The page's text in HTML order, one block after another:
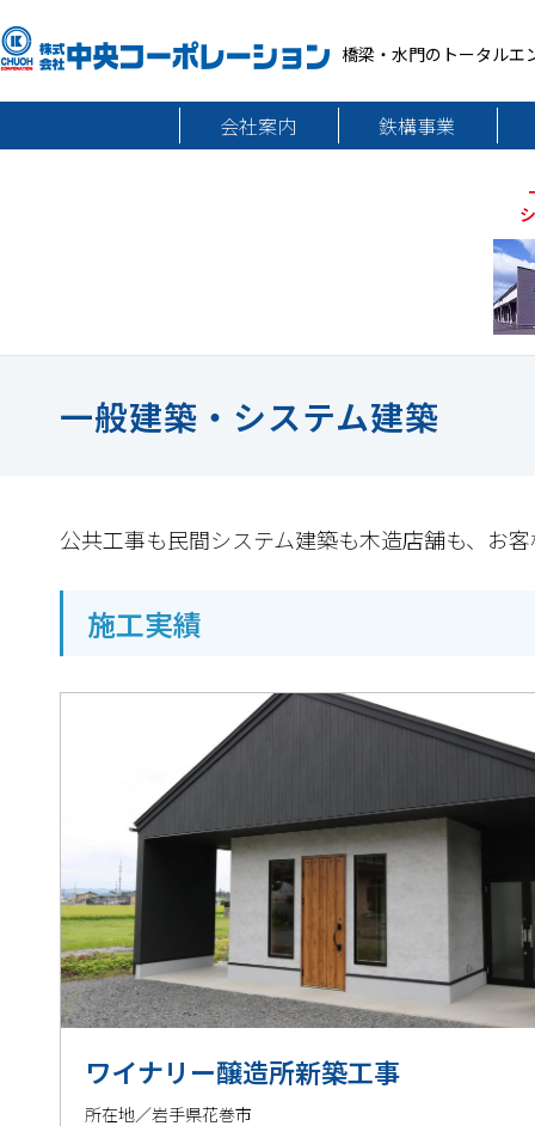
橋梁・水門のトータルエ
会社案内 鉄構事業
一般建築・システム建築
公共工事も民間システム建築も木造店舗も、お
施工実績
ワイナリー醸造所新築工事
所在地／岩手県花巻市